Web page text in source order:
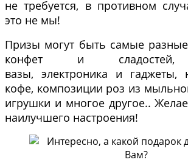
не требуется, в противном
это не мы!
Призы могут быть самые
конфет и сладостей,
вазы, электроника и
кофе, композиции роз из
игрушки и многое другое..
наилучшего настроения!